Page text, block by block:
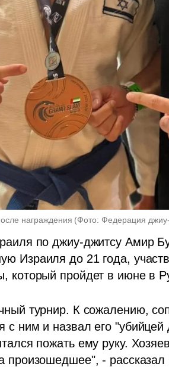
награждения (Фото: Федерация
по джиу-джитсу Амир
Израиля до 21 года,
который пройдет в июне в
турнир. К сожалению,
с ним и назвал его
пожать ему руку.
произошедшее", - рассказал